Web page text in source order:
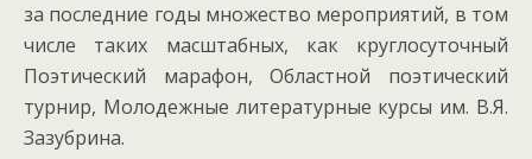
за последние годы множество мероприятий, в том
числе таких масштабных, как круглосуточный
Поэтический марафон, Областной поэтический
турнир, Молодежные литературные курсы им. В.Я.
Зазубрина.